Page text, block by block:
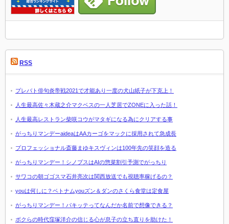
RSS
プレバト俳句炎帝戦2021で才能あり一度の犬山紙子が下克上！
人生最高佐々木蔵之介マクベスの一人芝居でZONEに入った話！
人生最高レストラン柴咲コウがマタギになる為にクリアする事
がっちりマンデーaideaはAAカーゴをマックに採用されて急成長
プロフェッショナル斎藤まゆキスヴィンは100年先の笑顔を造る
がっちりマンデー！シノプスはAIの惣菜割引予測でがっちり
サワコの朝ゴゴスマ石井亮次は関西放送でも視聴率稼げるの？
youは何しに？ベトナムyouズン＆ダンのさくら食堂は定食屋
がっちりマンデー！パキッテってなんだか名前で想像できる？
ボクらの時代窪塚洋介の信じる心が息子の立ち直りを助けた！